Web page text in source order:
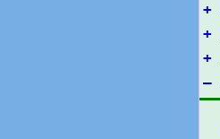
+
+
+
–